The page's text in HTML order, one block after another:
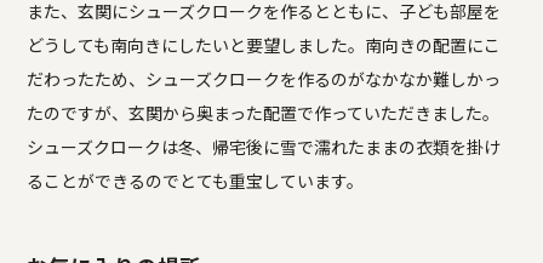
また、玄関にシューズクロークを作るとともに、子ども部屋を
どうしても南向きにしたいと要望しました。南向きの配置にこ
だわったため、シューズクロークを作るのがなかなか難しかっ
たのですが、玄関から奥まった配置で作っていただきました。
シューズクロークは冬、帰宅後に雪で濡れたままの衣類を掛け
ることができるのでとても重宝しています。